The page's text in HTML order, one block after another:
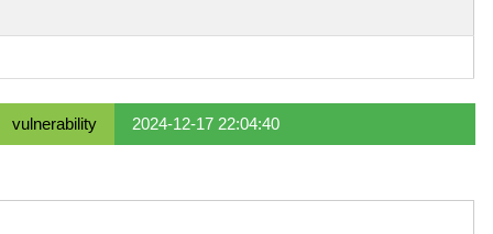
vulnerability 2024-12-17 22:04:40